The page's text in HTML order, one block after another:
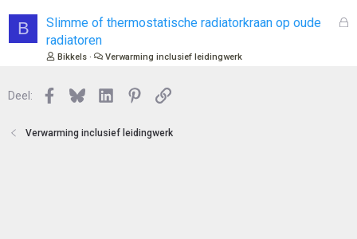
B
G
Slimme of thermostatische radiatorkraan op oude
radiatoren
Bikkels Verwarming inclusief leidingwerk
Deel: Facebook
BlueskyLinkedInPinterest
Link
Verwarming inclusief leidingwerk